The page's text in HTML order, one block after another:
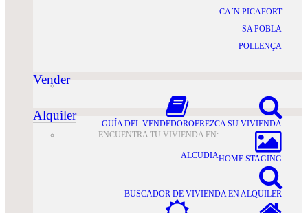
CA´N PICAFORT
SA POBLA
POLLENÇA
Vender
OFREZCA SU VIVIENDA
GUÍA DEL VENDEDOR
HOME STAGING
Alquiler
BUSCADOR DE VIVIENDA EN ALQUILER
ENCUENTRA TU VIVIENDA EN:
ALCUDIA